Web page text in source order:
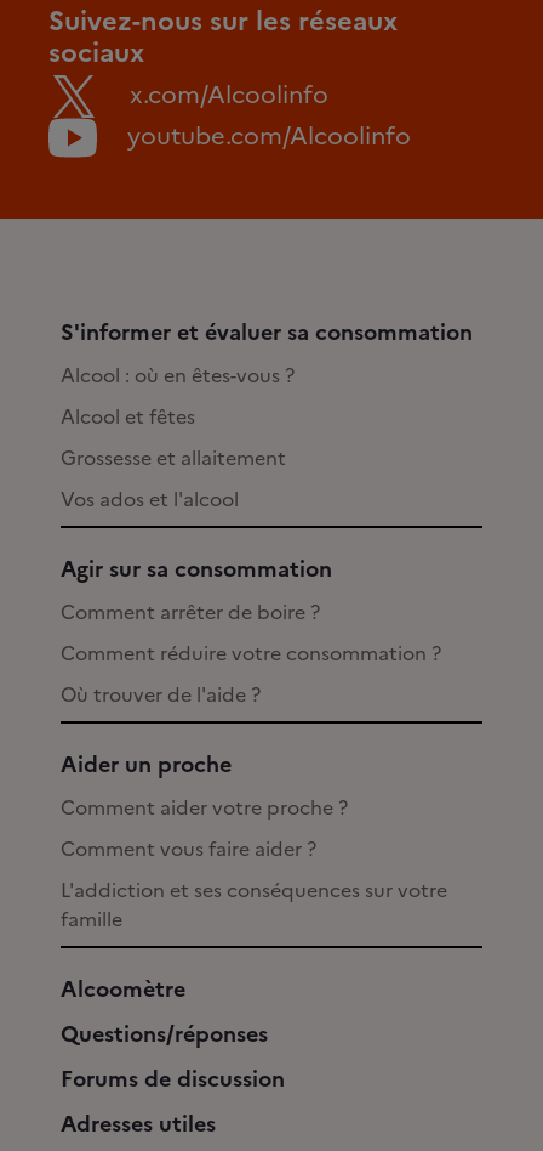
Suivez-nous sur les réseaux
sociaux
x.com/Alcoolinfo
youtube.com/Alcoolinfo
S'informer et évaluer sa consommation
Alcool : où en êtes-vous ?
Alcool et fêtes
Grossesse et allaitement
Vos ados et l'alcool
Agir sur sa consommation
Comment arrêter de boire ?
Comment réduire votre consommation ?
Où trouver de l'aide ?
Aider un proche
Comment aider votre proche ?
Comment vous faire aider ?
L'addiction et ses conséquences sur votre
famille
Alcoomètre
Questions/réponses
Forums de discussion
Adresses utiles